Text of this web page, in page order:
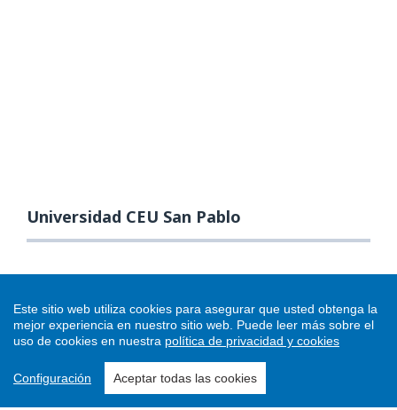
Universidad CEU San Pablo
Este sitio web utiliza cookies para asegurar que usted obtenga la
mejor experiencia en nuestro sitio web. Puede leer más sobre el
uso de cookies en nuestra política de privacidad y cookies
Configuración Aceptar todas las cookies